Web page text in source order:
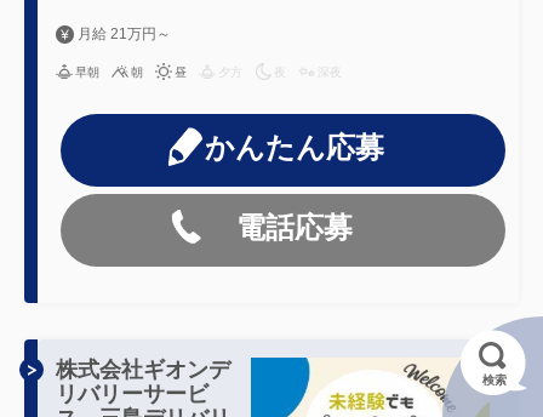
月給 21万円～
早朝 朝 昼 夕方 夜 深夜
かんたん応募
電話応募
株式会社ギオンデ
リバリーサービ
検索